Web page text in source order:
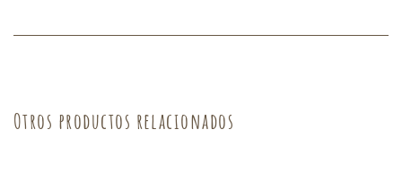
Otros productos relacionados